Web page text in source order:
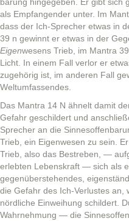
barung hingegeben. Er gibt sich
als Emp­fan­gen­der unter. Im
dass der Ich-Sprech­er etwas in
39 n gewin­nt er etwas in der
Eigenwesens Trieb, im Mantra
Licht. In einem Fall ver­lor er
zuge­hörig ist, im anderen Fall
Weltumfassendes.
Das Mantra 14 N ähnelt damit
Gefahr geschildert und
Sprech­er an die
Trieb, ein Eigen­we­sen zu sein.
Trieb, also das Bestreben, —
erlebten Leben­skraft — sich als
gegenüber­ste­hen­des,
die Gefahr des Ich-Ver­lustes an,
nördliche Ein­wei­hung schildert.
Wahrnehmung — die